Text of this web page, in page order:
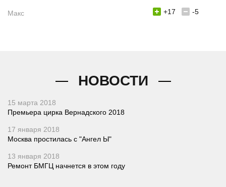
+17
-5
Макс
НОВОСТИ
15 марта 2018
Премьера цирка Вернадского 2018
17 января 2018
Москва простилась с "Ангел Ы"
13 января 2018
Ремонт БМГЦ начнется в этом году